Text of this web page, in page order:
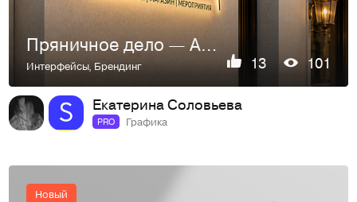
Пряничное дело — Айдентика музея пряника
Интерфейсы, Брендинг 13 101
Екатерина Соловьева
PRO Графика
Новый